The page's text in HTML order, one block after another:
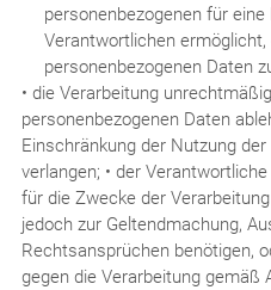
personenbezogenen für
Verantwortlichen
personenbezogenen Daten
• die Verarbeitung
personenbezogenen Daten
Einschränkung der Nutzung
verlangen; • der
für die Zwecke der
jedoch zur Geltendmachung,
Rechtsansprüchen benötigen,
gegen die Verarbeitung gemäß